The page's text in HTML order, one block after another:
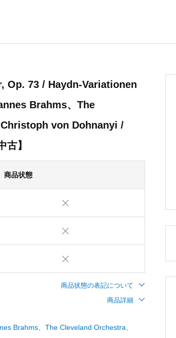
Op. 73 / Haydn-Variationen
Brahms、The
von Dohnanyi /
】
商品状態
商品状態の表記について
商品詳細
Brahms、The Cleveland Orchestra、